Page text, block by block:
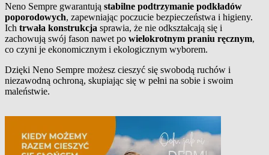
Neno Sempre gwarantują stabilne podtrzymanie podkładów
poporodowych, zapewniając poczucie bezpieczeństwa i higieny.
Ich trwała konstrukcja sprawia, że nie odkształcają się i
zachowują swój fason nawet po wielokrotnym praniu ręcznym,
co czyni je ekonomicznym i ekologicznym wyborem.
Dzięki Neno Sempre możesz cieszyć się swobodą ruchów i
niezawodną ochroną, skupiając się w pełni na sobie i swoim
maleństwie.